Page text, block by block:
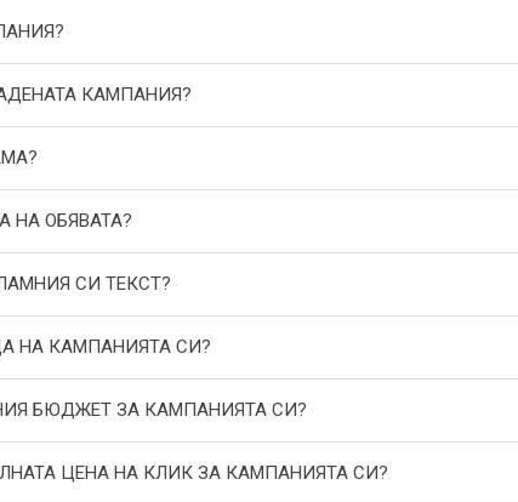
КАМПАНИЯ?
НА ОБЯВАТА?
СИ ТЕКСТ?
НА КАМПАНИЯТА СИ?
БЮДЖЕТ ЗА КАМПАНИЯТА СИ?
ЦЕНА НА КЛИК ЗА КАМПАНИЯТА СИ?